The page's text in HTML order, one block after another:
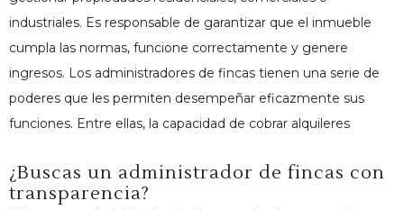
industriales. Es responsable de garantizar que el inmueble
cumpla las normas, funcione correctamente y genere
ingresos. Los administradores de fincas tienen una serie de
poderes que les permiten desempeñar eficazmente sus
funciones. Entre ellas, la capacidad de cobrar alquileres
¿Buscas un administrador de fincas con
transparencia?